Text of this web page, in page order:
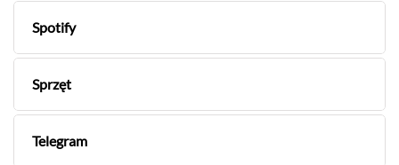
Spotify
Sprzęt
Telegram